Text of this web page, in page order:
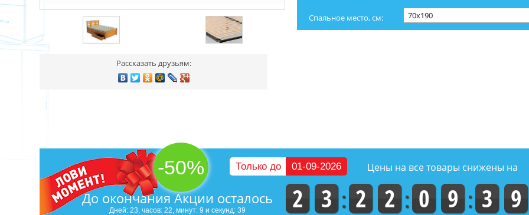
Рассказать друзьям:
Спальное место, см:
-50% Только до 01-09-2026 Цены на все товары снижены на
-
До окончания Акции осталось
Дней: 23, часов: 22, минут: 9 и секунд: 38 2 3 2 2 0 9 3 8